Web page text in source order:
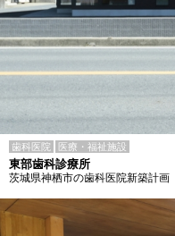
歯科医院 医療・福祉施設
東部歯科診療所
茨城県神栖市の歯科医院新築計画